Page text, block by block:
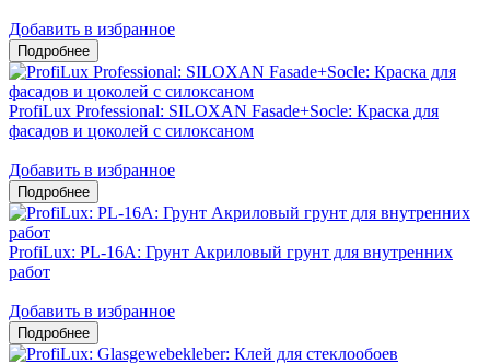
Добавить в избранное
ProfiLux Professional: SILOXAN Fasade+Socle: Краска для
фасадов и цоколей c силоксаном
Добавить в избранное
ProfiLux: PL-16A: Грунт Акриловый грунт для внутренних
работ
Добавить в избранное